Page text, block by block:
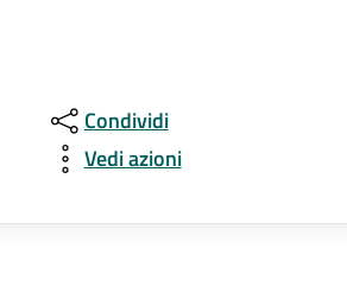
Condividi
Vedi azioni